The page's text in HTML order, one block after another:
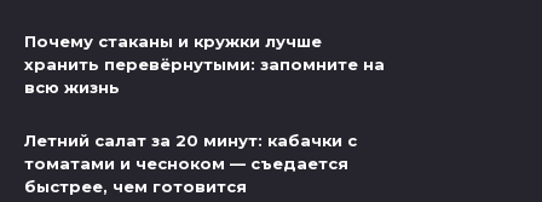
Почему стаканы и кружки лучше
хранить перевёрнутыми: запомните на
всю жизнь
Летний салат за 20 минут: кабачки с
томатами и чесноком — съедается
быстрее, чем готовится